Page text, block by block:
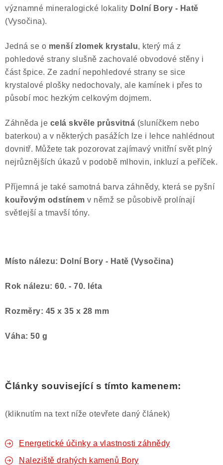
Ochrana osobních údajů
Výkup minerálů a drahých kamenů
Formulář pro odstoupení od smlouvy
významné mineralogické lokality Dolní Bory - Hatě
(Vysočina).
Jedná se o menší zlomek krystalu, který má z
pohledové strany slušně zachovalé obvodové stěny i
část špice. Ze zadní nepohledové strany se sice
krystalové plošky nedochovaly, ale kamínek i přes to
působí moc hezkým celkovým dojmem.
Záhněda je celá skvěle průsvitná (sluníčkem nebo
baterkou) a v některých pasážích lze i lehce nahlédnout
dovnitř. Můžete tak pozorovat zajímavý vnitřní svět plný
nejrůznějších úkazů v podobě mlhovin, inkluzí a peříček.
Příjemná je také samotná barva záhnědy, která se pyšní
kouřovým odstínem v němž se působivě prolínají
světlejší a tmavší tóny.
Místo nálezu: Dolní Bory - Hatě (Vysočina)
Rok nálezu: 60. - 70. léta
Rozměry: 45 x 35 x 28 mm
Váha: 50 g
Články související s tímto kamenem:
(kliknutím na text níže otevřete daný článek)
Energetické účinky a vlastnosti záhnědy
Naleziště drahých kamenů Bory